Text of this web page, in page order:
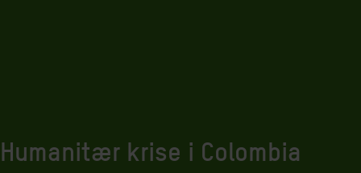
Humanitær krise i Colombia